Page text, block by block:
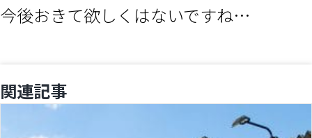
今後おきて欲しくはないですね…
関連記事